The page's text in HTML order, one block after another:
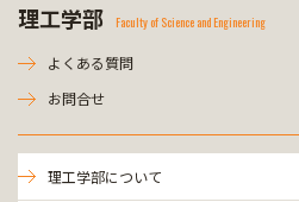
理工学部 Faculty of Science and Engineering
よくある質問
お問合せ
理工学部について